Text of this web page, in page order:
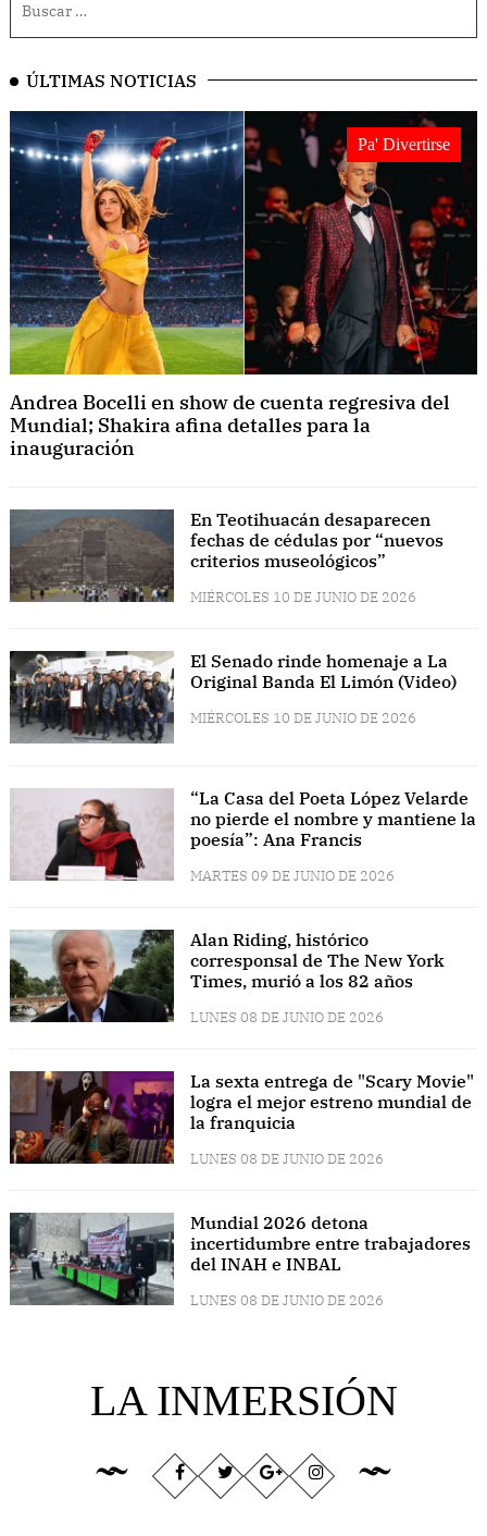
ÚLTIMAS NOTICIAS
Pa' Divertirse
Andrea Bocelli en show de cuenta regresiva del
Mundial; Shakira afina detalles para la
inauguración
En Teotihuacán desaparecen
fechas de cédulas por “nuevos
criterios museológicos”
MIÉRCOLES 10 DE JUNIO DE 2026
El Senado rinde homenaje a La
Original Banda El Limón (Video)
MIÉRCOLES 10 DE JUNIO DE 2026
“La Casa del Poeta López Velarde
no pierde el nombre y mantiene la
poesía”: Ana Francis
MARTES 09 DE JUNIO DE 2026
Alan Riding, histórico
corresponsal de The New York
Times, murió a los 82 años
LUNES 08 DE JUNIO DE 2026
La sexta entrega de "Scary Movie"
logra el mejor estreno mundial de
la franquicia
LUNES 08 DE JUNIO DE 2026
Mundial 2026 detona
incertidumbre entre trabajadores
del INAH e INBAL
LUNES 08 DE JUNIO DE 2026
LA INMERSIÓN